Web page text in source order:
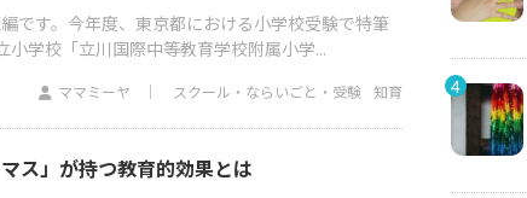
です。今年度、東京都における小学校受験で特筆
学校「立川国際中等教育学校附属小学...
ママミーヤ スクール・ならいごと・受験 知育
ス」が持つ教育的効果とは
4